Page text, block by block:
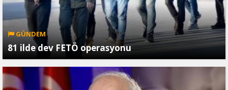
GÜNDEM
81 ilde dev FETÖ operasyonu